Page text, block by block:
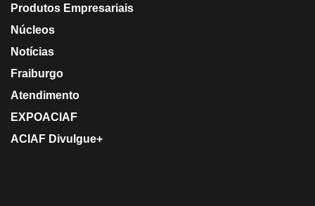
Produtos Empresariais
Núcleos
Notícias
Fraiburgo
Atendimento
EXPOACIAF
ACIAF Divulgue+